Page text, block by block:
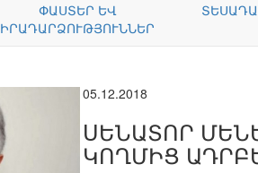
ՓԱՍՏԵՐ ԵՎ
ԻՐԱԴԱՐՁՈՒԹՅՈՒՆՆԵՐ
05.12.2018
ՍԵՆԱՏՈՐ
ԿՈՂՄԻՑ